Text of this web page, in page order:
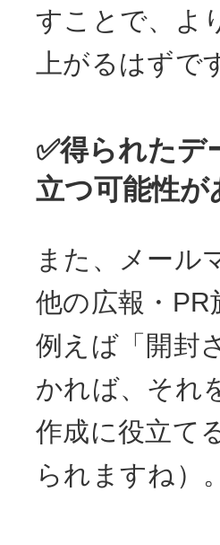
すことで、よ
上がるはずで
✅得られたデ
立つ可能性が
また、メール
他の広報・
例えば「開封
かれば、それ
作成に役立て
られますね）。